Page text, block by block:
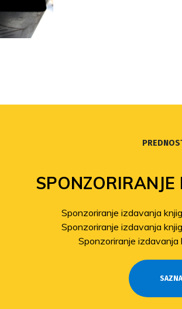
Sponzoriranje izdavanja
Sponzoriranje izdavanja
Sponzoriranje izdavanja